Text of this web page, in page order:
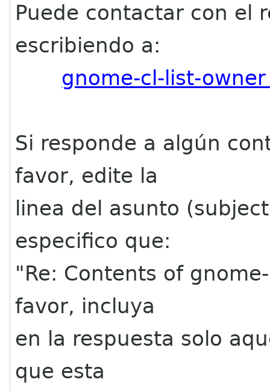
Puede contactar con el
escribiendo a:
gnome-cl-list-
Si responde a algún
favor, edite la
linea del asunto
especifico que:
"Re: Contents of
favor, incluya
en la respuesta solo
que esta